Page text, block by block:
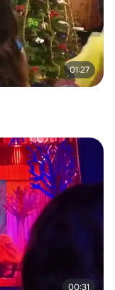
01:27
00:31